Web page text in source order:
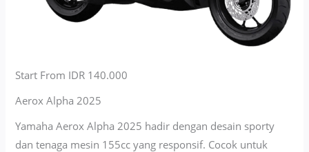
Start From IDR 140.000
Aerox Alpha 2025
Yamaha Aerox Alpha 2025 hadir dengan desain sporty
dan tenaga mesin 155cc yang responsif. Cocok untuk